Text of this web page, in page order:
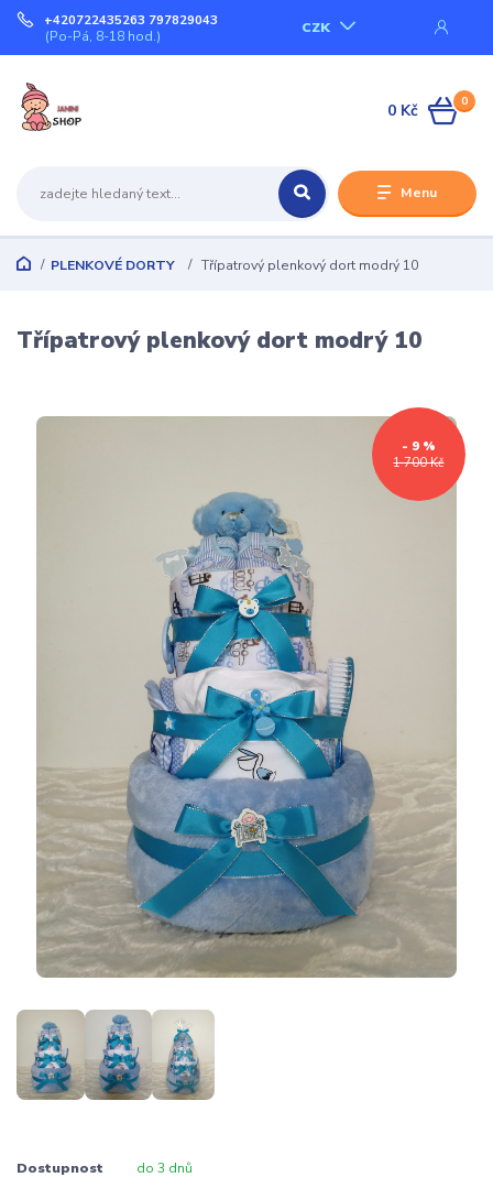
Menu
CZK
+420722435263 797829043
(Po-Pá, 8-18 hod.)
0
0 Kč
PLENKOVÉ DORTY Třípatrový plenkový dort modrý 10
Třípatrový plenkový dort modrý 10
1 700 Kč
- 9 %
Dostupnost do 3 dnů